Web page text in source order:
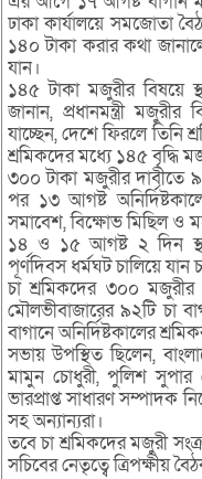
ঢাকা কার্যালয়ে সমজোতা
১৪০ টাকা করার কথা
যান।
১৪৫ টাকা মজুরীর বিষয়ে
জানান, প্রধানমন্ত্রী
যাচ্ছেন, দেশে ফিরলে তিনি
শ্রমিকদের মধ্যে ১৪৫ বৃদ্ধি
৩০০ টাকা মজুরীর দাবীতে
পর ১৩ আগষ্ট
সমাবেশ, বিক্ষোভ মিছিল ও
১৪ ও ১৫ আগষ্ট ২ দিন
পূর্ণদিবস ধর্মঘট চালিয়ে যান
চা শ্রমিকদের ৩০০ মজুরীর
মৌলভীবাজারের ৯২টি চা
বাগানে অনির্দিষ্টকালের
সভায় উপস্থিত ছিলেন,
মামুন চোধুরী, পুলিশ সুপার
ভারপ্রাপ্ত সাধারণ সম্পাদক
সহ অন্যান্যরা।
তবে চা শ্রমিকদের মজুরী
সচিবের নেতৃত্বে ত্রিপক্ষীয়